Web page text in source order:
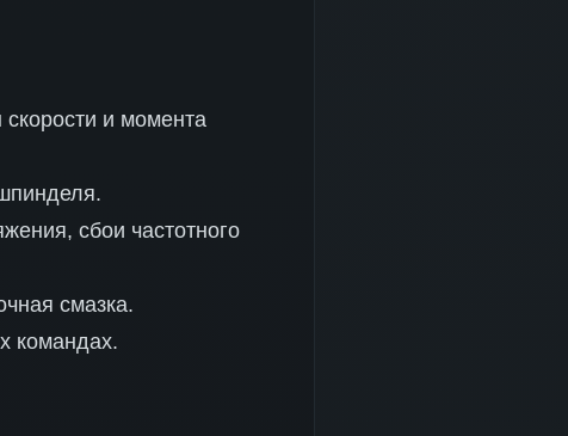
и момента
сбои частотного
смазка.
командах.